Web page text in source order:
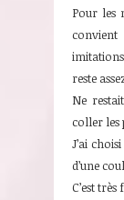
Pour les
reste
Ne
coller les
J’ai
d’une
C’est